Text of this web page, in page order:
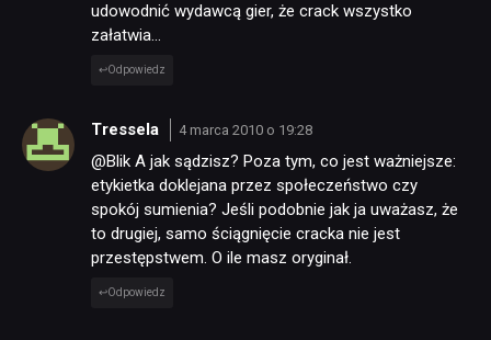
udowodnić wydawcą gier, że crack wszystko
załatwia…
Odpowiedz
Tressela 4 marca 2010 o 19:28
@Blik A jak sądzisz? Poza tym, co jest ważniejsze:
etykietka doklejana przez społeczeństwo czy
spokój sumienia? Jeśli podobnie jak ja uważasz, że
to drugiej, samo ściągnięcie cracka nie jest
przestępstwem. O ile masz oryginał.
Odpowiedz